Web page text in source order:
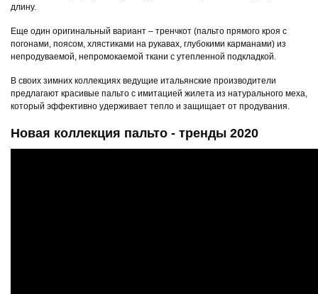
длину.
Еще один оригинальный вариант – тренчкот (пальто прямого кроя с
погонами, поясом, хлястиками на рукавах, глубокими карманами) из
непродуваемой, непромокаемой ткани с утепленной подкладкой.
В своих зимних коллекциях ведущие итальянские производители
предлагают красивые пальто с имитацией жилета из натурального меха,
который эффективно удерживает тепло и защищает от продувания.
Новая коллекция пальто - тренды 2020